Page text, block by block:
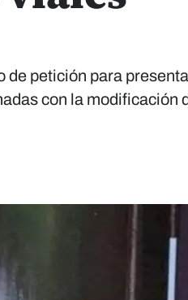
de petición para
con la modificación